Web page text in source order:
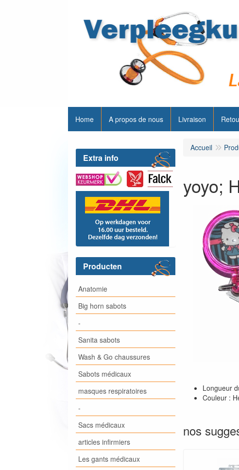
Home A propos de nous Livraison
Extra info
Producten
Anatomie
Big horn sabots
-
Sanita sabots
Wash & Go chaussures
Sabots médicaux
masques respiratoires
-
Sacs médicaux
articles infirmiers
Les gants médicaux
Accueil
yoyo;
Longueur
Couleur :
nos